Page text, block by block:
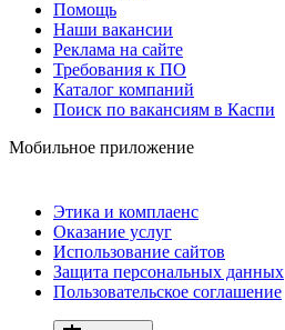
Помощь
Наши вакансии
Реклама на сайте
Требования к ПО
Каталог компаний
Поиск по вакансиям в Каспи
Мобильное приложение
Этика и комплаенс
Оказание услуг
Использование сайтов
Защита персональных данных
Пользовательское соглашение